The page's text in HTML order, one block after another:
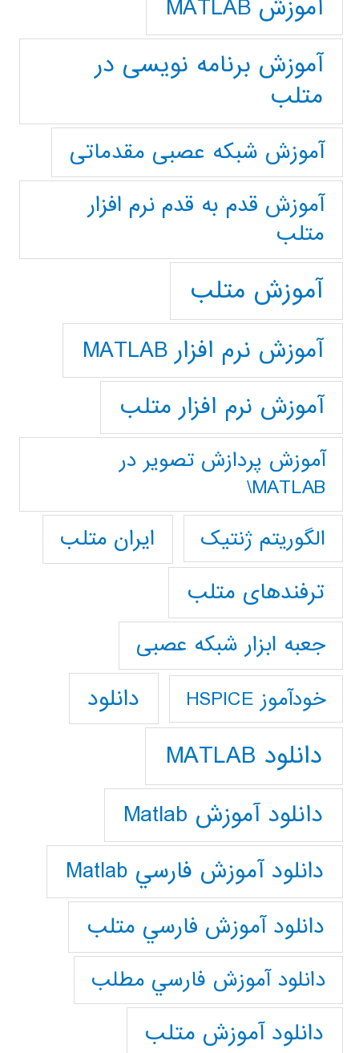
آموزش MATLAB
آموزش برنامه نویسی در
متلب
آموزش شبکه عصبی مقدماتی
آموزش قدم به قدم نرم افزار
متلب
آموزش متلب
آموزش نرم افزار MATLAB
آموزش نرم افزار متلب
آموزش پردازش تصوير در
MATLAB\
الگوریتم ژنتیک
ایران متلب
ترفندهای متلب
جعبه ابزار شبکه عصبی
خودآموز HSPICE دانلود
دانلود MATLAB
دانلود آموزش Matlab
دانلود آموزش فارسي Matlab
دانلود آموزش فارسي متلب
دانلود آموزش فارسي مطلب
دانلود آموزش متلب